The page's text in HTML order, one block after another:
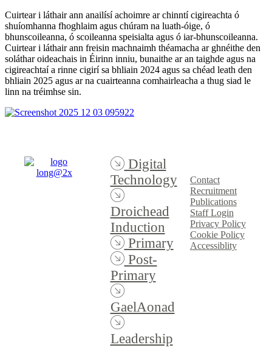
Cuirtear i láthair ann anailísí achoimre ar chinntí cigireachta ó
shuíomhanna fhoghlaim agus chúram na luath-óige, ó
bhunscoileanna, ó scoileanna speisialta agus ó iar-bhunscoileanna.
Cuirtear i láthair ann freisin machnaimh théamacha ar ghnéithe den
soláthar oideachais in Éirinn inniu, bunaithe ar an taighde agus na
cigireachtaí a rinne cigirí sa bhliain 2024 agus sa chéad leath den
bhliain 2025 agus ar na cuairteanna comhairleacha a thug siad le
linn na tréimhse sin.
Digital
Technology
Droichead
Induction
Primary
Post-
Primary
GaelAonad
Leadership
Contact
Recruitment
Publications
Staff Login
Privacy Policy
Cookie Policy
Accessiblity